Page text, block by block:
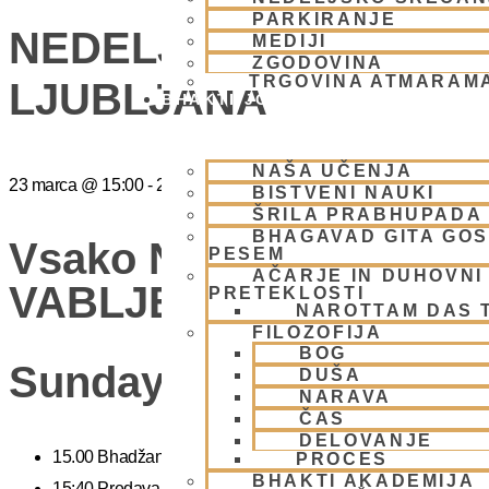
PARKIRANJE
MEDIJI
ZGODOVINA
TRGOVINA
BHAKTI JOGA
NAŠA UČENJA
BISTVENI NAUKI
ŠRILA PRABHUPADA
BHAGAVAD GITA
PESEM
AČARJE IN
PRETEKLOSTI
NAROTTAM DAS
FILOZOFIJA
BOG
DUŠA
NARAVA
ČAS
DELOVANJE
PROCES
BHAKTI AKADEMIJA
NEDELJSKO
LJUBLJANA
23 marca @ 15:00 - 20:00
Vsako Nedeljo Mini
VABLJENI (Žibertova
Sunday Feast
15.00 Bhadžani – duhovna glasba